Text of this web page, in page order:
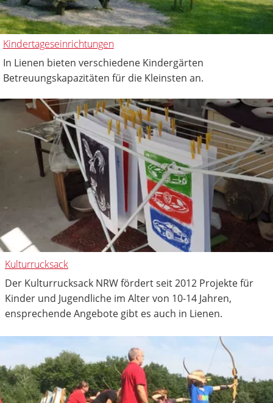
Kindertageseinrichtungen
In Lienen bieten verschiedene Kindergärten
Betreuungskapazitäten für die Kleinsten an.
Kulturrucksack
Der Kulturrucksack NRW fördert seit 2012 Projekte für
Kinder und Jugendliche im Alter von 10-14 Jahren,
ensprechende Angebote gibt es auch in Lienen.